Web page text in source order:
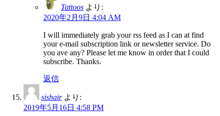
Tattoos より:
2020年2月9日 4:04 AM
I will immediately grab your rss feed as I can at find
your e-mail subscription link or newsletter service. Do
you ave any? Please let me know in order that I could
subscribe. Thanks.
返信
sishair より:
2019年5月16日 4:58 PM